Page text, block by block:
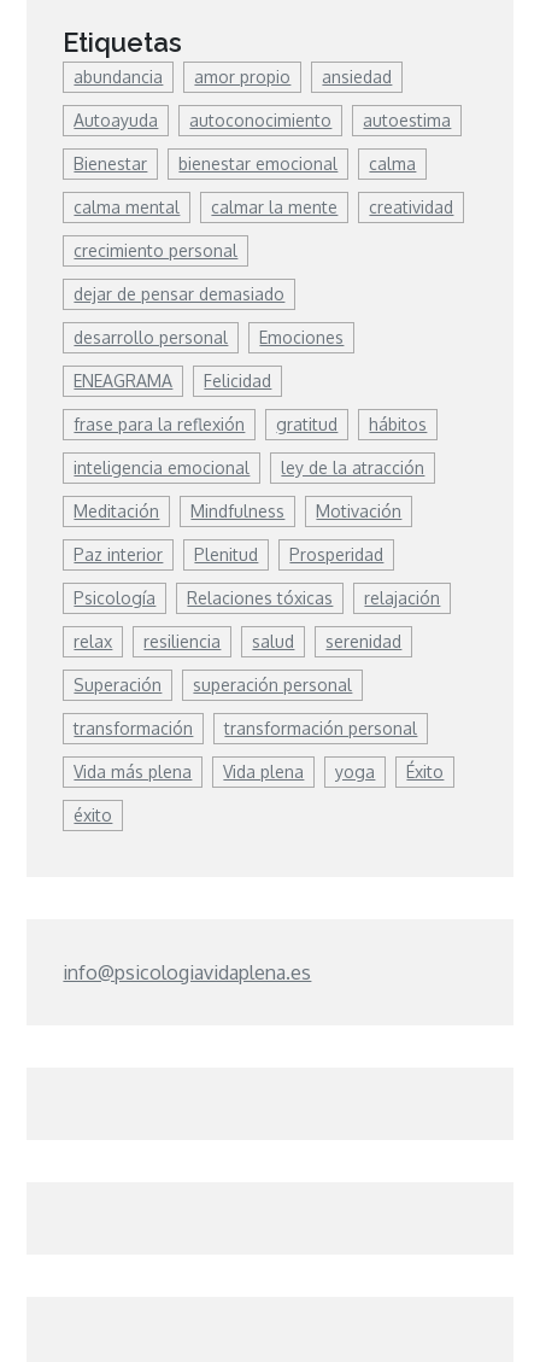
Etiquetas
abundancia amor propio ansiedad
Autoayuda autoconocimiento autoestima
Bienestar bienestar emocional calma
calma mental calmar la mente creatividad
crecimiento personal
dejar de pensar demasiado
desarrollo personal Emociones
ENEAGRAMA Felicidad
frase para la reflexión gratitud hábitos
inteligencia emocional ley de la atracción
Meditación Mindfulness Motivación
Paz interior Plenitud Prosperidad
Psicología Relaciones tóxicas relajación
relax resiliencia salud serenidad
Superación superación personal
transformación transformación personal
Vida más plena Vida plena yoga Éxito
éxito
info@psicologiavidaplena.es